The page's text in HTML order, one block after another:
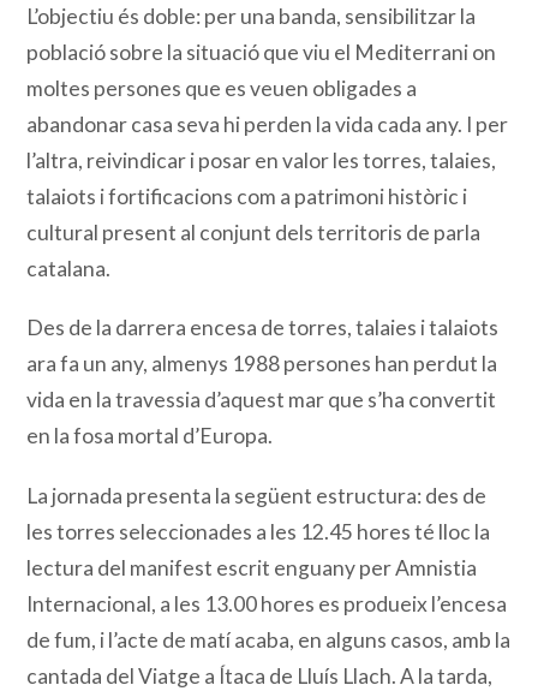
L’objectiu és doble: per una banda, sensibilitzar la
població sobre la situació que viu el Mediterrani on
moltes persones que es veuen obligades a
abandonar casa seva hi perden la vida cada any. I per
l’altra, reivindicar i posar en valor les torres, talaies,
talaiots i fortificacions com a patrimoni històric i
cultural present al conjunt dels territoris de parla
catalana.
Des de la darrera encesa de torres, talaies i talaiots
ara fa un any, almenys 1988 persones han perdut la
vida en la travessia d’aquest mar que s’ha convertit
en la fosa mortal d’Europa.
La jornada presenta la següent estructura: des de
les torres seleccionades a les 12.45 hores té lloc la
lectura del manifest escrit enguany per Amnistia
Internacional, a les 13.00 hores es produeix l’encesa
de fum, i l’acte de matí acaba, en alguns casos, amb la
cantada del Viatge a Ítaca de Lluís Llach. A la tarda,